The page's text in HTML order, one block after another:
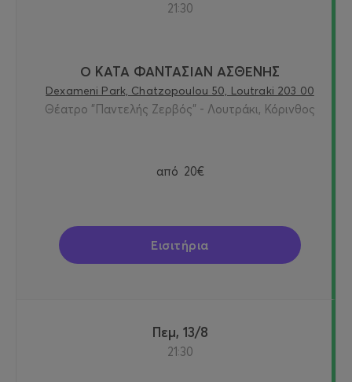
21:30
Ο ΚΑΤΑ ΦΑΝΤΑΣΙΑΝ ΑΣΘΕΝΗΣ
Dexameni Park, Chatzopoulou 50, Loutraki 203 00
Θέατρο "Παντελής Ζερβός" - Λουτράκι, Κόρινθος
από 20€
Εισιτήρια
Πεμ, 13/8
21:30